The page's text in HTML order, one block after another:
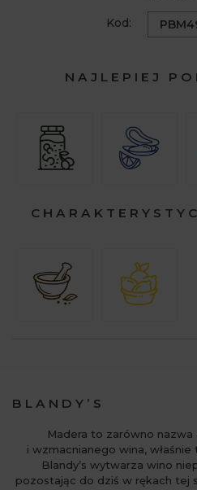
Kod:
NAJLEPIEJ
BLANDY’S
Madera to zarówno nazwa
i wzmacnianego wina,
Blandy’s wytwarza wino
pozostając do dziś w rękach tej